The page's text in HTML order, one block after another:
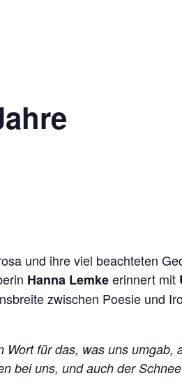
und ihre viel beachteten
Hanna Lemkeerinnert mit
zwischen Poesie und
für das, was uns umgab,
bei uns, und auch der